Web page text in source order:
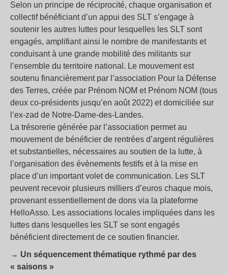
Selon un principe de réciprocité, chaque organisation et
collectif bénéficiant d’un appui des SLT s’engage à
soutenir les autres luttes pour lesquelles les SLT sont
engagés, amplifiant ainsi le nombre de manifestants et
conduisant à une grande mobilité des militants sur
l’ensemble du territoire national. Le mouvement est
soutenu financièrement par l’association Pour la Défense
des Terres, créée par Prénom NOM et Prénom NOM (tous
deux co-présidents jusqu’en août 2022) et domiciliée sur
l’ex-zad de Notre-Dame-des-Landes.
La trésorerie générée par l’association permet au
mouvement de bénéficier de rentrées d’argent régulières
et substantielles, nécessaires au soutien de la lutte, à
l’organisation des évènements festifs et à la mise en
place d’un important volet de communication. Les SLT
peuvent recevoir plusieurs milliers d’euros chaque mois,
provenant essentiellement de dons via la plateforme
HelloAsso. Les associations locales impliquées dans les
luttes dans lesquelles les SLT se sont engagés
bénéficient directement de ce soutien financier.
→ Un séquencement thématique rythmé par des
« saisons »